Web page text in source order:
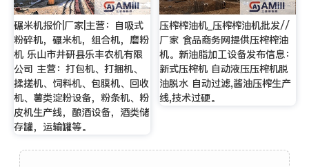
碾米机报价|厂家|主营：自吸式
粉碎机，碾米机，组合机，磨粉
机 乐山市井研县乐丰农机有限
公司 主营：打包机、打捆机、
揉搓机、饲料机、包膜机、回收
机、薯类淀粉设备，粉条机、粉
皮机生产线，酿酒设备，酒类储
存罐，运输罐等。
压榨榨油机_压榨榨油机批发//
厂家 食品商务网提供压榨榨油
机。新油脂加工设备发布信息：
新式压榨机 自动液压压榨机脱
油脱水 自动过滤,酱油压榨生产
线,技术过硬。